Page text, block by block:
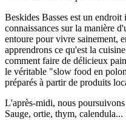
Beskides Basses est un
connaissances sur la manière
entoure pour vivre sainement,
apprendrons ce qu'est la
comment faire de délicieux
le véritable "slow food en
préparés à partir de produits
L'après-midi, nous
Sauge, ortie, thym,